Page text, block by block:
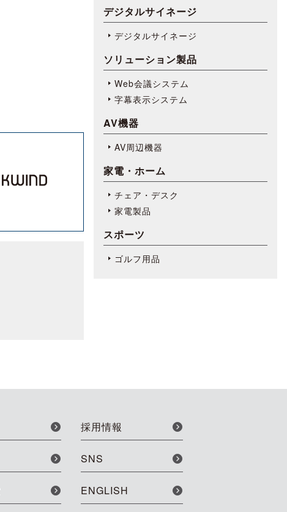
デジタルサイネージ
デジタルサイネージ
ソリューション製品
Web会議システム
字幕表⽰システム
AV機器
AV周辺機器
家電・ホーム
チェア・デスク
家電製品
スポーツ
ゴルフ用品
採用情報
SNS
ENGLISH